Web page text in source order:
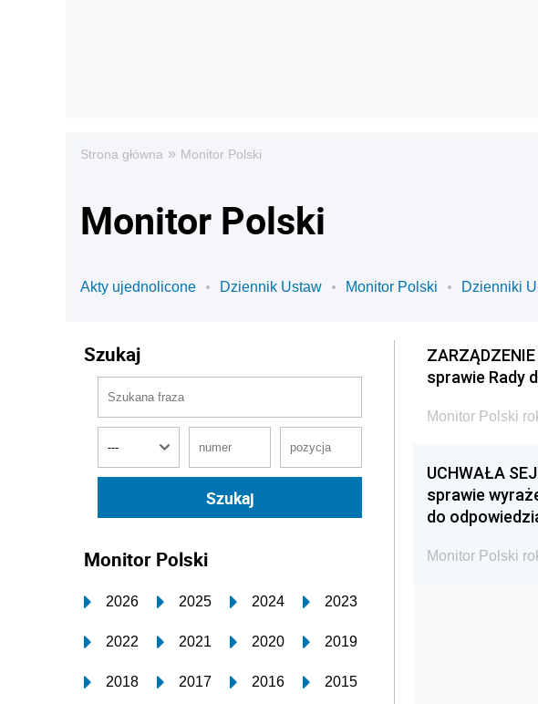
Strona główna » Monitor Polski
Monitor Polski
Akty ujednolicone Dziennik Ustaw Monitor Polski Dzienniki
Szukaj
Monitor Polski
2026 2025 2024 2023
2022 2021 2020 2019
2018 2017 2016 2015
sprawie Rady
Monitor Polski
UCHWAŁA
sprawie
do
Monitor Polski